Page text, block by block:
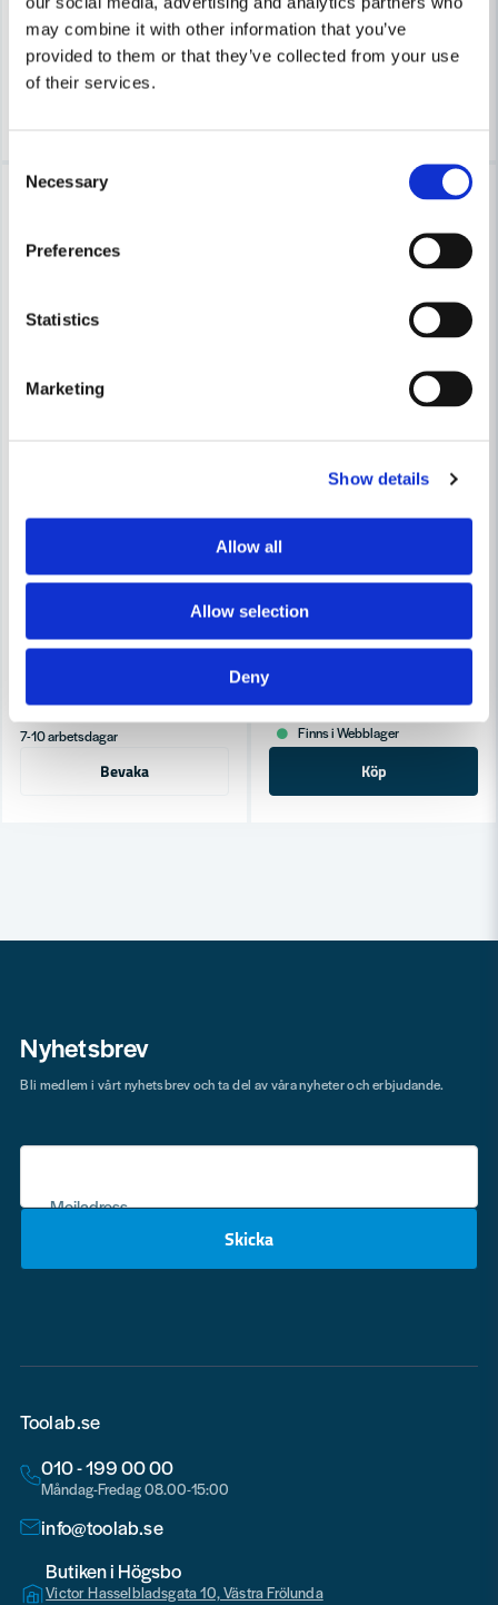
may combine it with other information that you’ve
provided to them or that they’ve collected from your use
of their services.
Selection
Necessary
Preferences
Statistics
Marketing
Show details
Allow all
Allow selection
Deny
2 614 kr
2 357 kr
Leveranstid ifrån leverantör ca
7-10 arbetsdagar
791 kr
652 kr
Finns i Webblager
Tormek KJ-140 Bred centrerande knivjigg
Leveranstid ifrån leverantör ca
7-10 arbetsdagar
Bevaka
-33%
TORMEK
Tormek Slipstation TS-740
10 301 kr
8 479 kr
Finns i Webblager
Köp
Nyhetsbrev
Mejladress
Skicka
Bli medlem i vårt nyhetsbrev och ta del av våra nyheter och erbjudande.
Toolab.se
010 - 199 00 00
Måndag-Fredag 08.00-15:00
info@toolab.se
Butiken i Högsbo
Victor Hasselbladsgata 10, Västra Frölunda